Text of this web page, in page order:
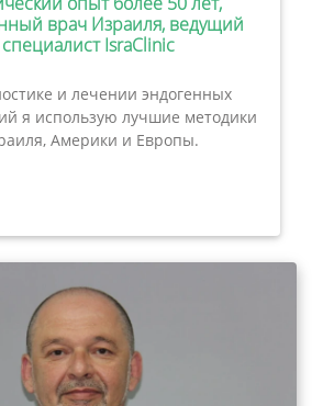
врач Израиля, ведущий
специалист IsraClinic
и лечении эндогенных
я использую лучшие методики
Америки и Европы.